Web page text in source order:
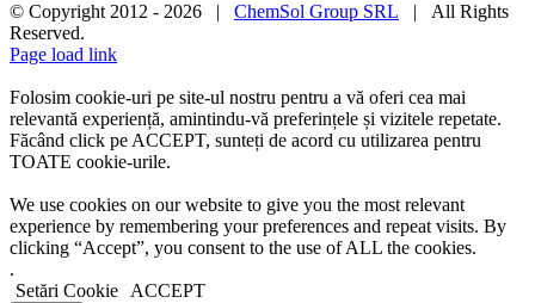
© Copyright 2012 - 2026 | ChemSol Group SRL | All Rights
Reserved.
Page load link
Folosim cookie-uri pe site-ul nostru pentru a vă oferi cea mai
relevantă experiență, amintindu-vă preferințele și vizitele repetate.
Făcând click pe ACCEPT, sunteți de acord cu utilizarea pentru
TOATE cookie-urile.
We use cookies on our website to give you the most relevant
experience by remembering your preferences and repeat visits. By
clicking “Accept”, you consent to the use of ALL the cookies.
.
Setări Cookie
ACCEPT